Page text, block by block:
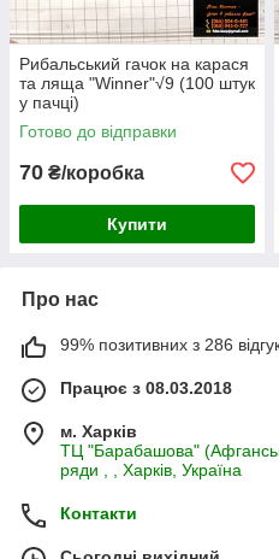
Рибальський гачок на карася
та ляща "Winner"√9 (100 штук
у пачці)
Готово до відправки
70 ₴/коробка
Купити
Про нас
99% позитивних з 286
Працює з 08.03.2018
м. Харків
ТЦ "Барабашова"
ряди , , Харків, Україна
Контакти